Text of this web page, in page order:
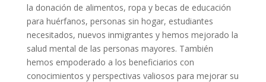
la donación de alimentos, ropa y becas de educación
para huérfanos, personas sin hogar, estudiantes
necesitados, nuevos inmigrantes y hemos mejorado la
salud mental de las personas mayores. También
hemos empoderado a los beneficiarios con
conocimientos y perspectivas valiosos para mejorar su